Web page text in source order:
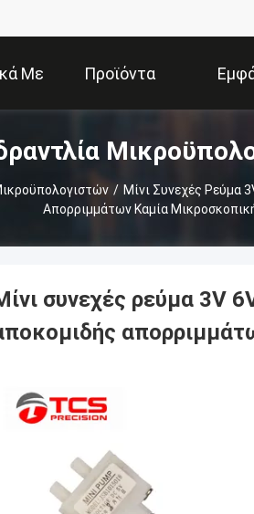
Με
Εμάς
Προϊόντα
/ Μίνι Συνεχές Ρεύμα
Απορριμμάτων Καμία
συνεχές ρεύμα 3V